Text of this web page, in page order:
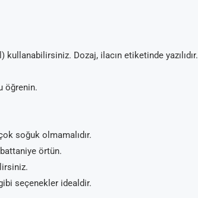
Dozaj, ilacın etiketinde yazılıdır.
öğrenin.
soğuk olmamalıdır.
örtün.
seçenekler idealdir.